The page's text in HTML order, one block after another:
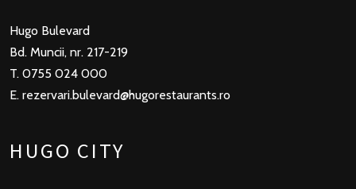
Hugo Bulevard
Bd. Muncii, nr. 217-219
T. 0755 024 000
E. rezervari.bulevard@hugorestaurants.ro
HUGO CITY